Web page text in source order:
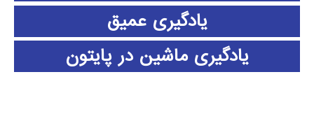
یادگیری عمیق
یادگیری ماشین در پایتون